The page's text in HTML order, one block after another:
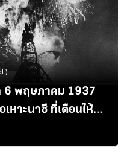
)
6 พฤษภาคม 1937
หาะนาซี ที่เตือนให้
ะบาง ภายใต้
ดงาม